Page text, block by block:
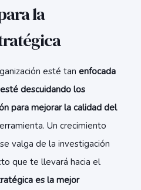
la
esté tan enfocada
descuidando los
para mejorar la calidad del
Un crecimiento
valga de la investigación
que te llevará hacia el
es la mejor